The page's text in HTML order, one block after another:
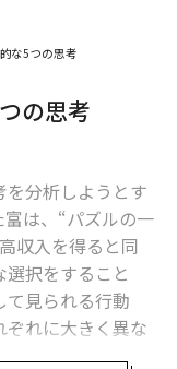
な5つの思考
の思考
分析しようとす
は、“パズルの一
収入を得ると同
択をすること
て見られる行動
れに大きく異な
は、次に挙げる